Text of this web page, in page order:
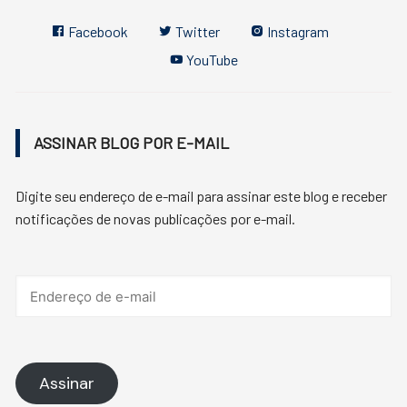
Facebook Twitter
Instagram
YouTube
ASSINAR BLOG POR E-MAIL
Digite seu endereço de e-mail para assinar este blog e receber
notificações de novas publicações por e-mail.
Assinar